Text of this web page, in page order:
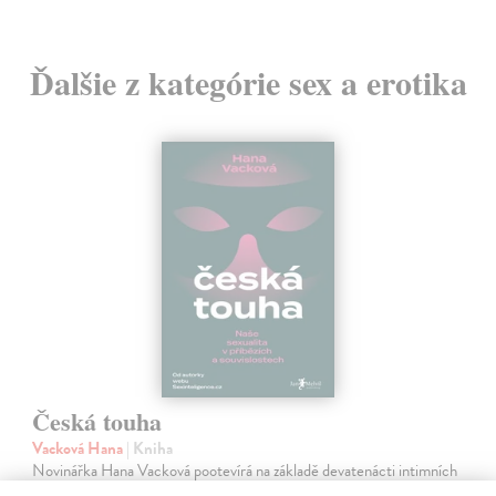
Ďalšie z kategórie sex a erotika
Česká touha
Vacková Hana| Kniha
Novinářka Hana Vacková pootevírá na základě devatenácti intimních